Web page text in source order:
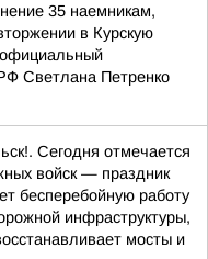
35 наемникам,
в Курскую
Светлана Петренко
Сегодня отмечается
войск — праздник
бесперебойную работу
инфраструктуры,
мосты и